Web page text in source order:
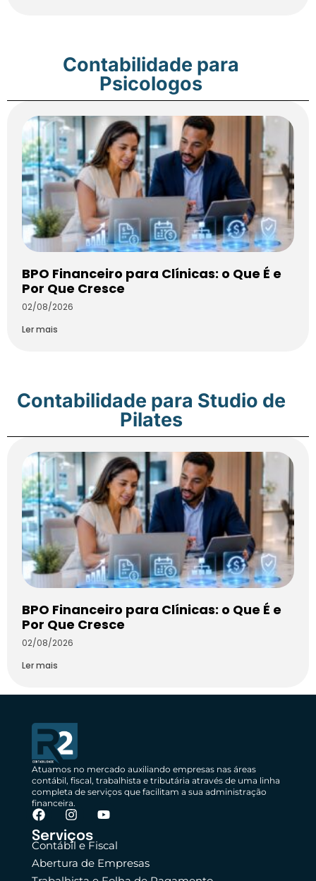
Contabilidade para
Psicologos
BPO Financeiro para Clínicas: o Que É e
Por Que Cresce
02/08/2026
Ler mais
Contabilidade para Studio de
Pilates
BPO Financeiro para Clínicas: o Que É e
Por Que Cresce
02/08/2026
Ler mais
Atuamos no mercado auxiliando empresas nas áreas
contábil, fiscal, trabalhista e tributária através de uma linha
completa de serviços que facilitam a sua administração
financeira.
Serviços
Contábil e Fiscal
Abertura de Empresas